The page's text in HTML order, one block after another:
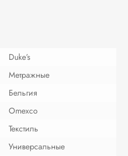
Duke’s
Метражные
Бельгия
Omexco
Текстиль
Универсальные